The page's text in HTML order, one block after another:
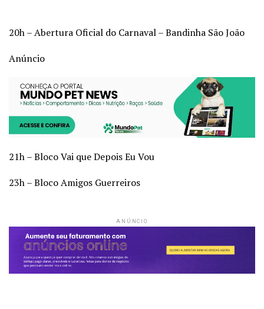
20h – Abertura Oficial do Carnaval – Bandinha São João
Anúncio
21h – Bloco Vai que Depois Eu Vou
23h – Bloco Amigos Guerreiros
ANÚNCIO